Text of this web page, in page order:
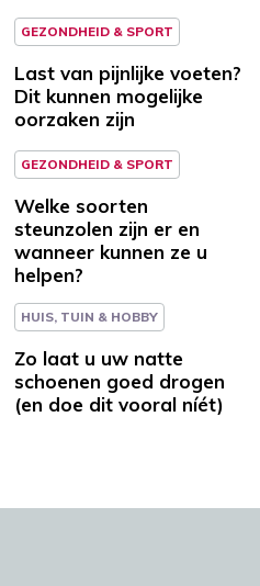
GEZONDHEID & SPORT
Last van pijnlijke voeten?
Dit kunnen mogelijke
oorzaken zijn
GEZONDHEID & SPORT
Welke soorten
steunzolen zijn er en
wanneer kunnen ze u
helpen?
HUIS, TUIN & HOBBY
Zo laat u uw natte
schoenen goed drogen
(en doe dit vooral níét)